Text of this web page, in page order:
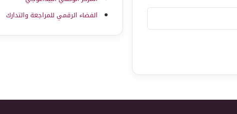
الفضاء الرقمي للمراجعة والتدارك